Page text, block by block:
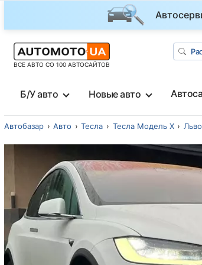
ВСЕ АВТО СО 100 АВТОСАЙТОВ
Б/У авто Новые авто
Автобазар Авто Тесла Тесла Модель Х